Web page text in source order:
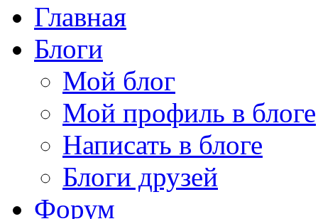
Главная
Блоги
Мой блог
Мой профиль в блоге
Написать в блоге
Блоги друзей
Форум